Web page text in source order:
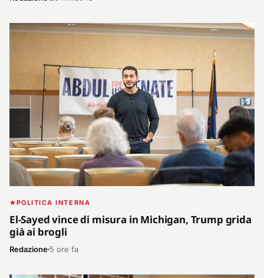
POLITICA INTERNA
El-Sayed vince di misura in Michigan, Trump grida
già ai brogli
Redazione 5 ore fa